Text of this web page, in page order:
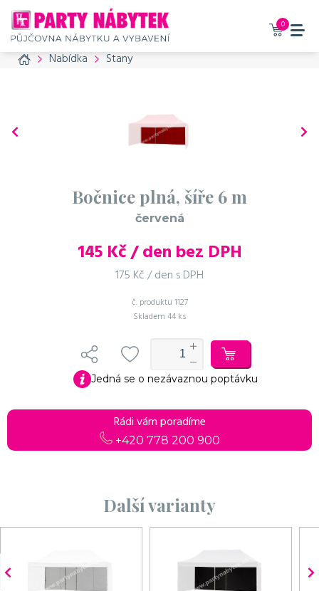
0
Home Nabídka Stany
Bočnice plná, šíře 6 m
červená
145Kč / den bez DPH
175 Kč / den s DPH
č. produktu 1127
Skladem 44 ks
Jedná se o nezávaznou poptávku
Rádi vám poradíme
+420 778 200 900
Další varianty